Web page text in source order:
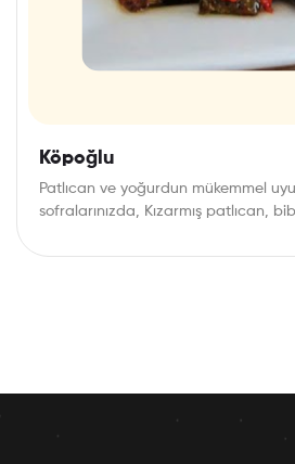
Köpoğlu
Patlıcan ve yoğurdun mükemmel
sofralarınızda, Kızarmış patlıcan,